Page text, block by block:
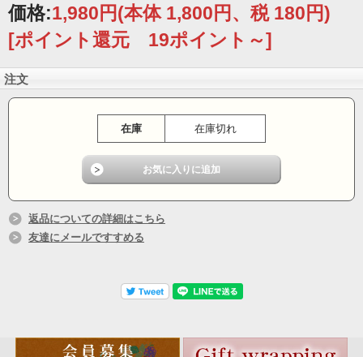
価格:1,980円(本体 1,800円、税 180円)
[ポイント還元 19ポイント～]
注文
在庫 在庫切れ
返品についての詳細はこちら
友達にメールですすめる